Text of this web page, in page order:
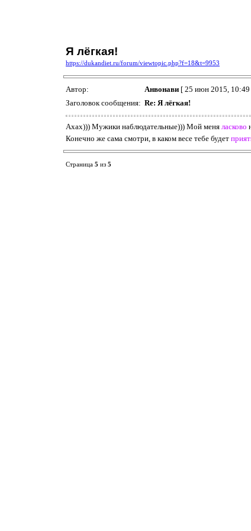
Я лёгкая!
https://dukandiet.ru/forum/viewtopic.php?f=18&t=9953
Автор: Анвонави [ 25 июн 2015,
Заголовок сообщения: Re: Я лёгкая!
Ахах))) Мужики наблюдательные))) Мой меня ласково
Конечно же сама смотри, в каком весе тебе будет
Страница 5 из 5